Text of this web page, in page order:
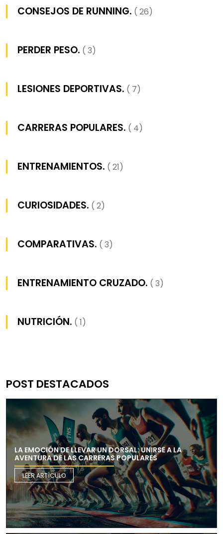
CONSEJOS DE RUNNING. ( 26)
PERDER PESO. ( 3)
LESIONES DEPORTIVAS. ( 7)
CARRERAS POPULARES. ( 4)
ENTRENAMIENTOS. ( 21)
CURIOSIDADES. ( 2)
COMPARATIVAS. ( 3)
ENTRENAMIENTO CRUZADO. ( 3)
NUTRICIÓN. ( 1)
POST DESTACADOS
LA EMOCIÓN DE LLEVAR UN DORSAL: UNIRSE A LA
AVENTURA DE LAS CARRERAS POPULARES
LEER ARTÍCULO